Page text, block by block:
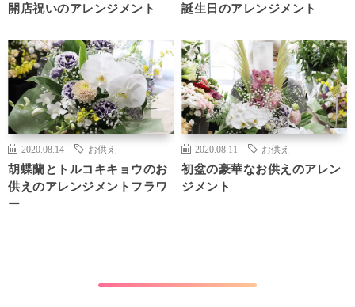
開店祝いのアレンジメント 誕生日のアレンジメント
2020.08.14 お供え
胡蝶蘭とトルコキキョウのお
供えのアレンジメントフラワ
ー
2020.08.11 お供え
初盆の豪華なお供えのアレン
ジメント